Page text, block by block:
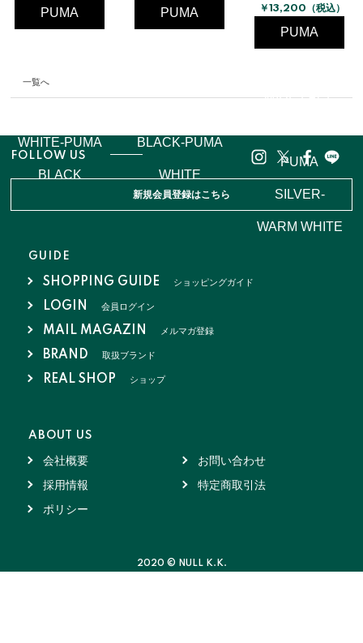
PUMA
WIDE LACE
WHITE-PUMA
BLACK
PUMA
BLACK-PUMA
WHITE
￥13,200（税込）
PUMA
WIDE LACE
PUMA
SILVER-
WARM WHITE
一覧へ
FOLLOW US
新規会員登録はこちら
GUIDE
SHOPPING GUIDE ショッピングガイド
LOGIN 会員ログイン
MAIL MAGAZIN メルマガ登録
BRAND 取扱ブランド
REAL SHOP ショップ
ABOUT US
会社概要
お問い合わせ
採用情報
特定商取引法
ポリシー
2020 © NULL K.K.